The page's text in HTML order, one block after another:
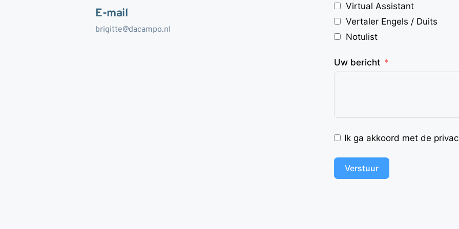
E-mail
brigitte@dacampo.nl
Virtual Assistant
Vertaler Engels / Duits
Notulist
Uw bericht
Ik ga akkoord met de
Verstuur